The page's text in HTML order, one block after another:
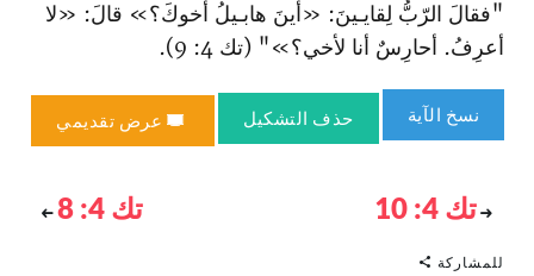
"فقالَ الرّبُّ لِقايـينَ: «أينَ هابـيلُ أخوكَ؟» قالَ: «لا
أعرِفُ. أحارِسٌ أنا لأخي؟»" (تك 4: 9).
نسخ الآية حذف التشكيل عرض تقديمي
تك 4: 10 تك 4: 8
للمشاركة